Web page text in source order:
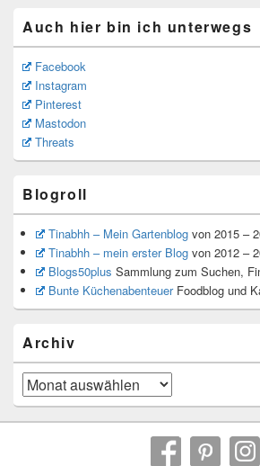
Auch hier bin ich unterwegs
Facebook
Instagram
Pinterest
Mastodon
Threats
Blogroll
Tinabhh – Mein Gartenblogvon 2015 –
Tinabhh – mein erster Blogvon 2012 –
Blogs50plus Sammlung zum Suchen,
Bunte KüchenabenteuerFoodblog und
Archiv
Archiv